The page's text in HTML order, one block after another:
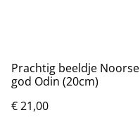
Prachtig beeldje Noorse
god Odin (20cm)
€ 21,00